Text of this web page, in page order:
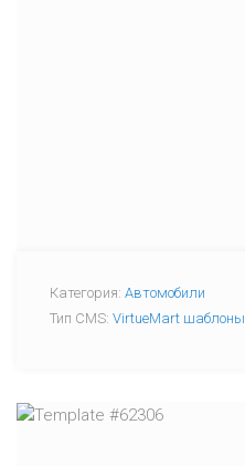
Категория: Автомобили
Тип CMS: VirtueMart шаблоны